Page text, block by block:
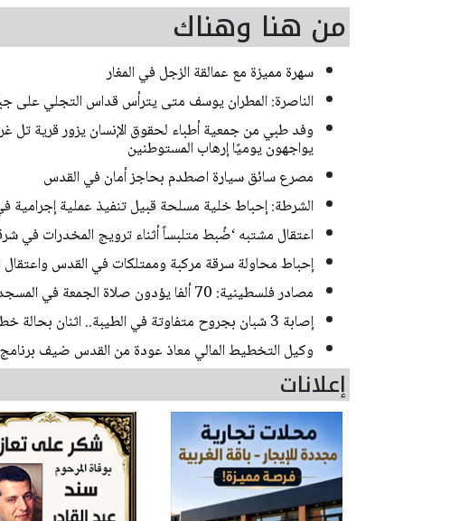
من هنا وهناك
سهرة مميزة مع عمالقة الزجل في المغار
الناصرة: المطران يوسف متى يترأس قداس التجلي على
وفد طبي من جمعية أطباء لحقوق الإنسان يزور قرية تل
يواجهون يوميًا إرهاب المستوطنين
مصرع سائق سيارة اصطدم بحاجز أمان في القدس
الشرطة: إحباط خلية مسلحة قبيل تنفيذ عملية إجرامية في بئر
اعتقال مشتبه ‘ضُبط متلبساً أثناء ترويج المخدرات في
إحباط محاولة سرقة مركبة وممتلكات في القدس
مصادر فلسطينية: 70 ألفا يؤدون صلاة الجمعة في المسجد الأقصى
إصابة 3 شبان بجروح متفاوتة في الطيبة.. اثنان بحالة خطيرة
وكيل التخطيط المالي معاذ عودة من القدس ضيف
إعلانات